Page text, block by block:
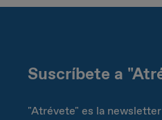
Suscríbete a
"Atrévete" es la